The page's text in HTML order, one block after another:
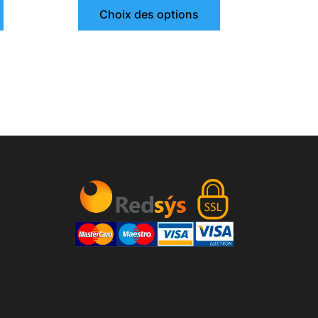
Choix des options